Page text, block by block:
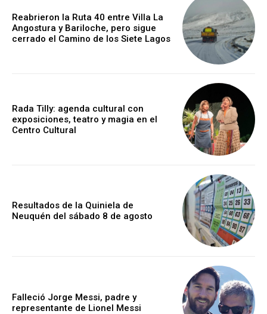
Reabrieron la Ruta 40 entre Villa La
Angostura y Bariloche, pero sigue
cerrado el Camino de los Siete Lagos
Rada Tilly: agenda cultural con
exposiciones, teatro y magia en el
Centro Cultural
Resultados de la Quiniela de
Neuquén del sábado 8 de agosto
Falleció Jorge Messi, padre y
representante de Lionel Messi